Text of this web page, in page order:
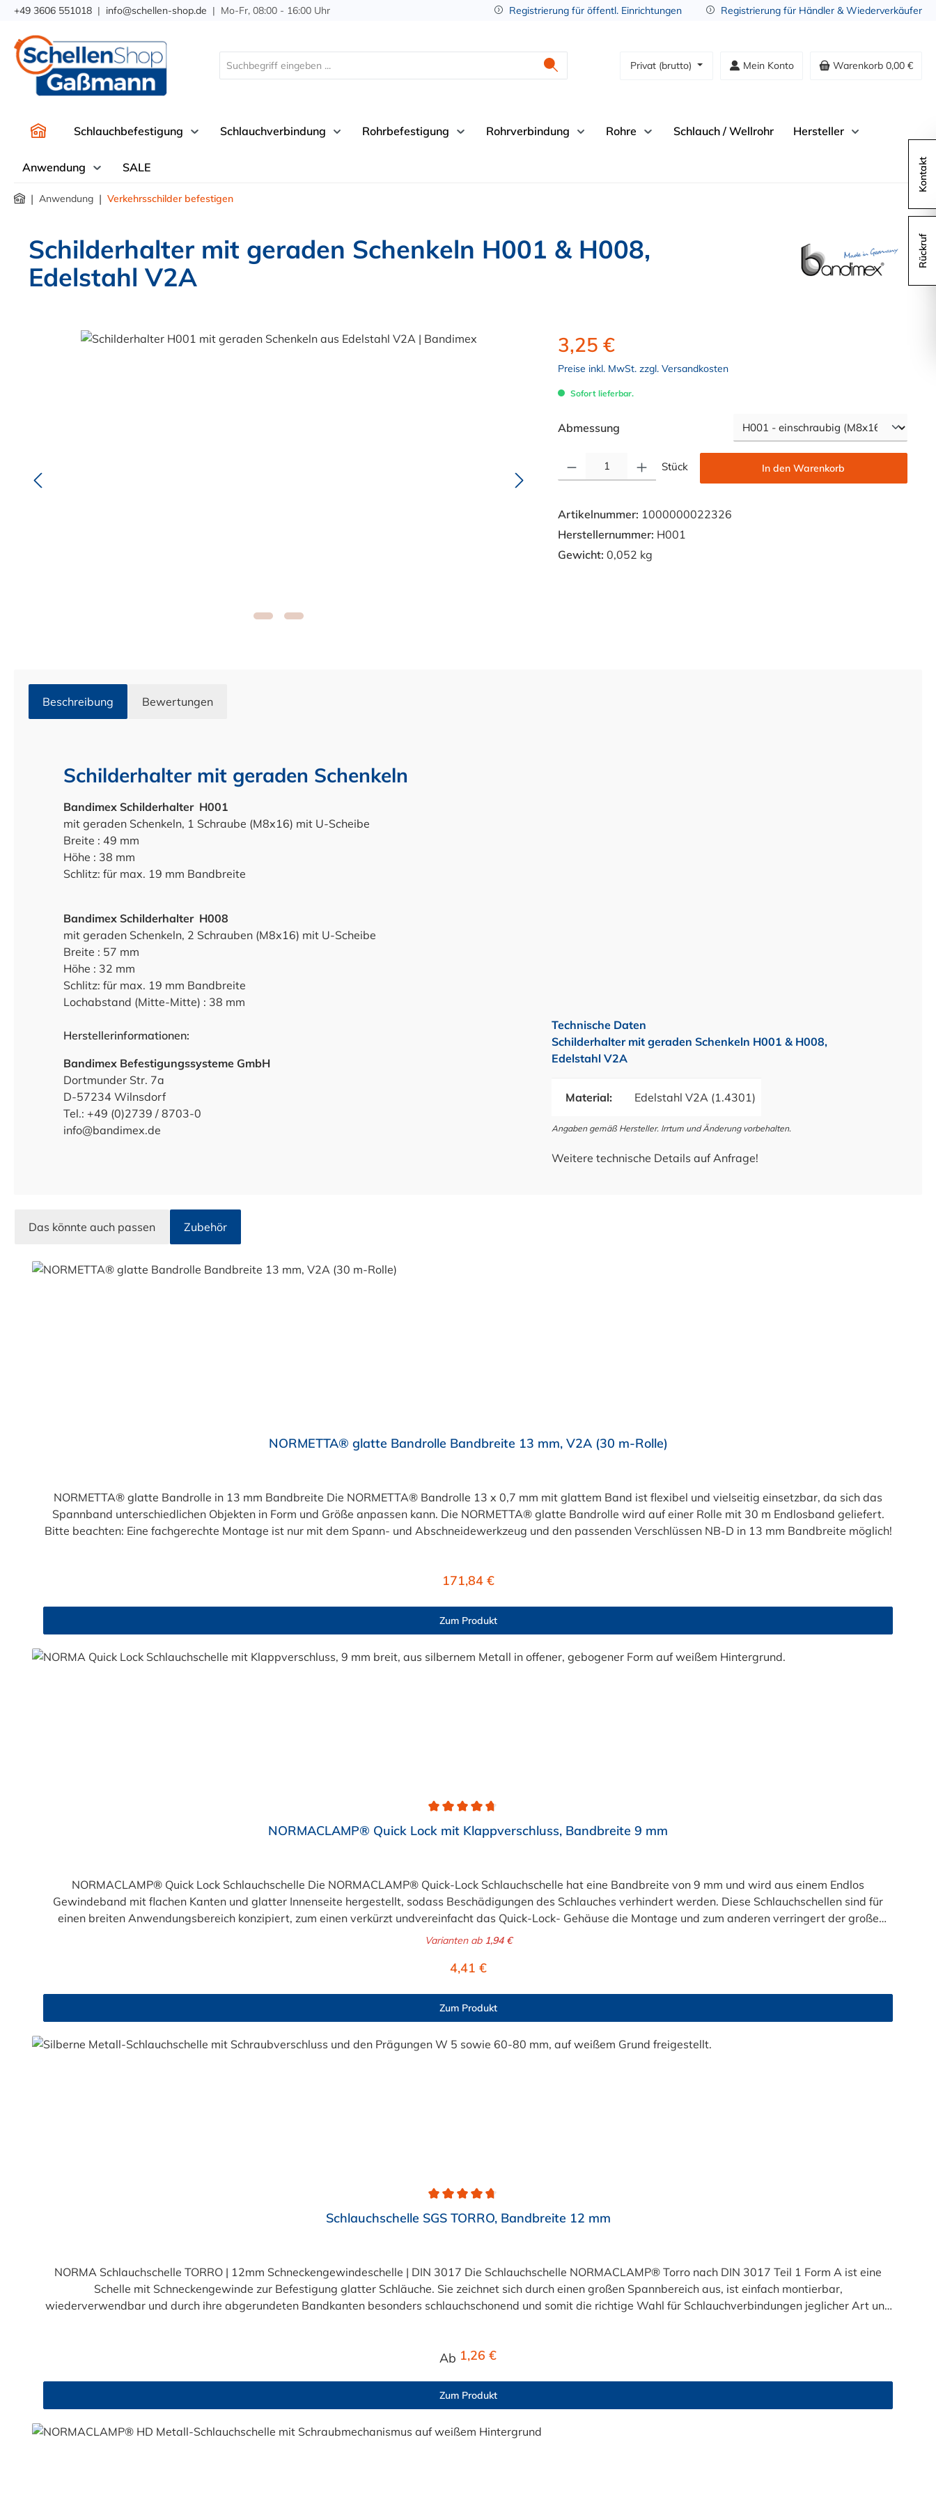
Zur Hauptnavigation springen
+49 3606 551018 | info@schellen-shop.de | Mo-Fr, 08:00 - 16:00 Uhr Registrierung für öffentl. Einrichtungen Registrierung für Händler & Wiederverkäufer
Privat (brutto) Mein Konto Warenkorb 0,00 €
Schlauchbefestigung Schlauchverbindung Rohrbefestigung Rohrverbindung Rohre Schlauch / Wellrohr Hersteller
Anwendung SALE
| Anwendung | Verkehrsschilder befestigen
Schilderhalter mit geraden Schenkeln H001 & H008,
Edelstahl V2A
Bildergalerie überspringen 3,25 €
Preise inkl. MwSt. zzgl. Versandkosten
Sofort lieferbar.
Abmessungauswählen
Stück In den Warenkorb
Artikelnummer: 1000000022326
Herstellernummer: H001
Gewicht: 0,052 kg
Beschreibung Bewertungen
Schilderhalter mit geraden Schenkeln
Bandimex Schilderhalter H001
mit geraden Schenkeln, 1 Schraube (M8x16) mit U-Scheibe
Breite : 49 mm
Höhe : 38 mm
Schlitz: für max. 19 mm Bandbreite
Bandimex Schilderhalter H008
mit geraden Schenkeln, 2 Schrauben (M8x16) mit U-Scheibe
Breite : 57 mm
Höhe : 32 mm
Schlitz: für max. 19 mm Bandbreite
Lochabstand (Mitte-Mitte) : 38 mm
Herstellerinformationen:
Bandimex Befestigungssysteme GmbH
Dortmunder Str. 7a
D-57234 Wilnsdorf
Tel.: +49 (0)2739 / 8703-0
info@bandimex.de
Technische Daten
Schilderhalter mit geraden Schenkeln H001 & H008,
Edelstahl V2A
Material: Edelstahl V2A (1.4301)
Angaben gemäß Hersteller. Irrtum und Änderung vorbehalten.
Weitere technische Details auf Anfrage!
Das könnte auch passen Zubehör
Produktgalerie überspringen
NORMETTA® glatte Bandrolle Bandbreite 13 mm, V2A (30 m-Rolle)
NORMETTA® glatte Bandrolle in 13 mm Bandbreite Die NORMETTA® Bandrolle 13 x 0,7 mm mit glattem Band ist flexibel und vielseitig einsetzbar, da sich das
Spannband unterschiedlichen Objekten in Form und Größe anpassen kann. Die NORMETTA® glatte Bandrolle wird auf einer Rolle mit 30 m Endlosband geliefert.
Bitte beachten: Eine fachgerechte Montage ist nur mit dem Spann- und Abschneidewerkzeug und den passenden Verschlüssen NB-D in 13 mm Bandbreite möglich!
Regulärer Preis:
171,84 €
Zum Produkt
Durchschnittliche Bewertung von 4.6 von 5 SternenNORMACLAMP® Quick Lock mit Klappverschluss, Bandbreite 9 mm
NORMACLAMP® Quick Lock Schlauchschelle Die NORMACLAMP® Quick-Lock Schlauchschelle hat eine Bandbreite von 9 mm und wird aus einem Endlos
Gewindeband mit flachen Kanten und glatter Innenseite hergestellt, sodass Beschädigungen des Schlauches verhindert werden. Diese Schlauchschellen sind für
einen breiten Anwendungsbereich konzipiert, zum einen verkürzt undvereinfacht das Quick-Lock- Gehäuse die Montage und zum anderen verringert der große
Spannbereich die Lagerhaltung verschiedener Schellenabmessungen. Banddicke 0,6 mm bei Bandbreite 9 mm. Der Spannbereich der NORMACLAMP® Quick Lock
die Montage sichere Verbindung mit dem Schlauch Flexibilität großer Spannbereich
Varianten ab1,94 €
Regulärer Preis:
4,41 €
Zum Produkt
Schlauchschelle SGS TORRO, Bandbreite 12 mm
NORMA Schlauchschelle TORRO | 12mm Schneckengewindeschelle | DIN 3017 Die Schlauchschelle NORMACLAMP® Torro nach DIN 3017 Teil 1 Form A ist eine
Schelle mit Schneckengewinde zur Befestigung glatter Schläuche. Sie zeichnet sich durch einen großen Spannbereich aus, ist einfach montierbar,
wiederverwendbar und durch ihre abgerundeten Bandkanten besonders schlauchschonend und somit die richtige Wahl für Schlauchverbindungen jeglicher Art und
Regulärer Preis:
Ab 1,26 €
Zum Produkt
Kontakt
Rückruf